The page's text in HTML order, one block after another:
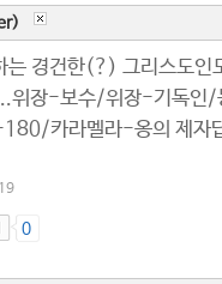
는 경건한(?) 그리스도인
위장-보수/위장-기독인
카라멜라-옹의 제자
0